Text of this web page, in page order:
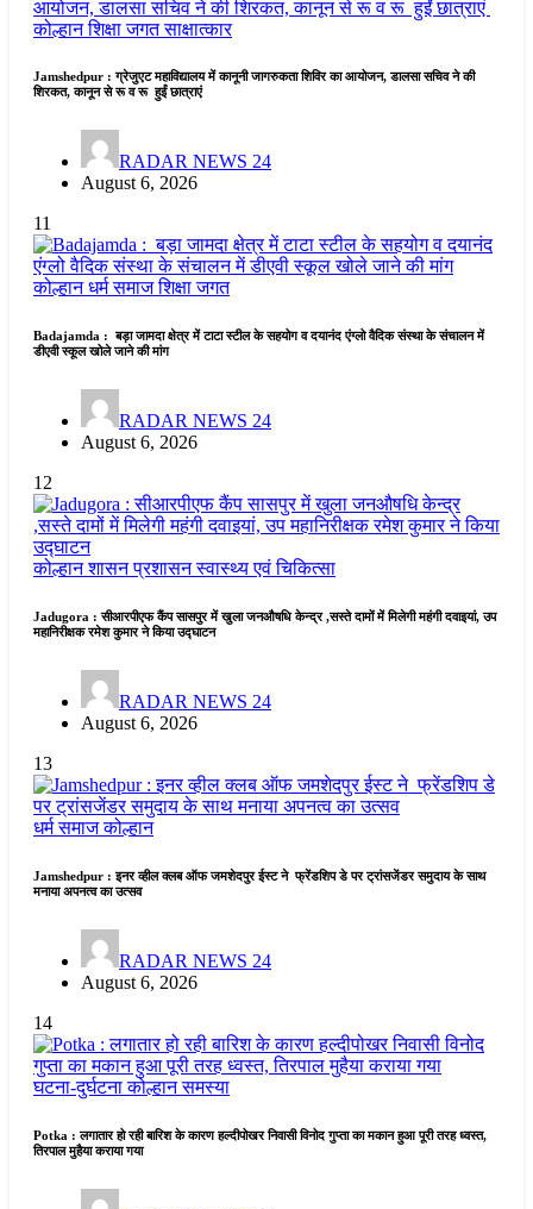
कोल्हानशिक्षा जगतसाक्षात्कार
Jamshedpur : ग्रेजुएट महाविद्यालय में कानूनी जागरुकता शिविर का आयोजन, डालसा सचिव ने की
शिरकत, कानून से रू व रू हुईं छात्राएं
RADAR NEWS 24
August 6, 2026
11
कोल्हानधर्म समाजशिक्षा जगत
Badajamda : बड़ा जामदा क्षेत्र में टाटा स्टील के सहयोग व दयानंद एंग्लो वैदिक संस्था के संचालन में
डीएवी स्कूल खोले जाने की मांग
RADAR NEWS 24
August 6, 2026
12
कोल्हानशासन प्रशासनस्वास्थ्य एवं चिकित्सा
Jadugora : सीआरपीएफ कैंप सासपुर में खुला जनऔषधि केन्द्र ,सस्ते दामों में मिलेगी महंगी दवाइयां, उप
महानिरीक्षक रमेश कुमार ने किया उद्घाटन
RADAR NEWS 24
August 6, 2026
13
धर्म समाजकोल्हान
Jamshedpur : इनर व्हील क्लब ऑफ जमशेदपुर ईस्ट ने फ्रेंडशिप डे पर ट्रांसजेंडर समुदाय के साथ
मनाया अपनत्व का उत्सव
RADAR NEWS 24
August 6, 2026
14
घटना-दुर्घटनाकोल्हानसमस्या
Potka : लगातार हो रही बारिश के कारण हल्दीपोखर निवासी विनोद गुप्ता का मकान हुआ पूरी तरह ध्वस्त,
तिरपाल मुहैया कराया गया